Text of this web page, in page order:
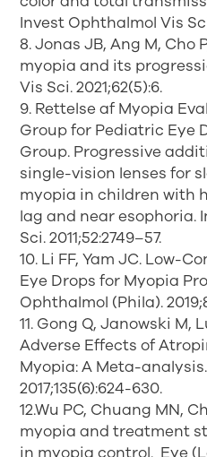
Invest Ophthalmol Vis
8. Jonas JB, Ang M, Cho
myopia and its
Vis Sci. 2021;62(5):6.
9. Rettelse af Myopia
Group for Pediatric Eye
Group. Progressive
single-vision lenses for
myopia in children with
lag and near esophoria.
Sci. 2011;52:2749–57.
10. Li FF, Yam JC. Low-
Eye Drops for Myopia
Ophthalmol (Phila).
11. Gong Q, Janowski M,
Adverse Effects of
Myopia: A Meta-
2017;135(6):624-630.
12.Wu PC, Chuang MN,
myopia and treatment